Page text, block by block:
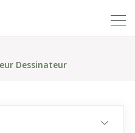
Dessinateur